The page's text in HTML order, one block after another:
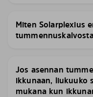
Miten Solarplexius
Jos asennan
ikkunaan, liukuuko
mukana kun